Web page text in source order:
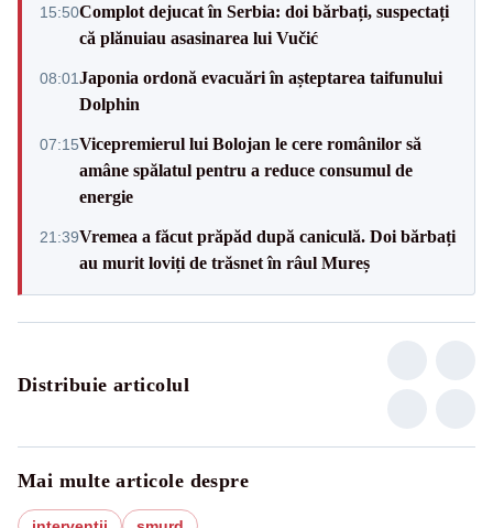
15:50Complot dejucat în Serbia: doi bărbați, suspectați
că plănuiau asasinarea lui Vučić
08:01Japonia ordonă evacuări în așteptarea taifunului
Dolphin
07:15Vicepremierul lui Bolojan le cere românilor să
amâne spălatul pentru a reduce consumul de
energie
21:39Vremea a făcut prăpăd după caniculă. Doi bărbați
au murit loviți de trăsnet în râul Mureș
Distribuie articolul
Mai multe articole despre